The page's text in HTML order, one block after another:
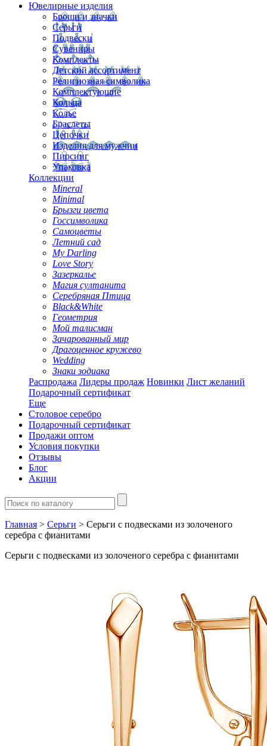
Ювелирные изделия
Броши и значки
Серьги
Подвески
Сувениры
Комплекты
Детский ассортимент
Религиозная символика
Комплектующие
Кольца
Колье
Браслеты
Цепочки
Изделия для мужчин
Пирсинг
Упаковка
Коллекции
Mineral
Minimal
Брызги цвета
Госсимволика
Самоцветы
Летний сад
My Darling
Love Story
Зазеркалье
Магия султанита
Серебряная Птица
Black&White
Геометрия
Мой талисман
Зачарованный мир
Драгоценное кружево
Wedding
Знаки зодиака
Распродажа Лидеры продаж Новинки Лист желаний
Подарочный сертификат
Еще
Столовое серебро
Подарочный сертификат
Продажи оптом
Условия покупки
Отзывы
Блог
Акции
Главная > Серьги > Серьги с подвесками из золоченого
серебра с фианитами
Серьги с подвесками из золоченого серебра с фианитами